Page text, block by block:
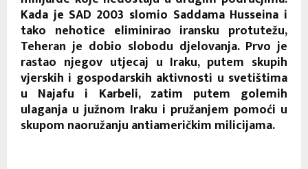
Kada je SAD 2003 slomio Saddama Husseina i
tako nehotice eliminirao iransku protutežu,
Teheran je dobio slobodu djelovanja. Prvo je
rastao njegov utjecaj u Iraku, putem skupih
vjerskih i gospodarskih aktivnosti u svetištima
u Najafu i Karbeli, zatim putem golemih
ulaganja u južnom Iraku i pružanjem pomoći u
skupom naoružanju antiameričkim milicijama.